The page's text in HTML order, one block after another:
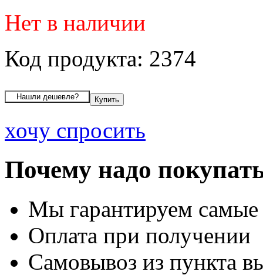
Нет в наличии
Код продукта: 2374
хочу спросить
Почему надо
Мы гарантируем
Оплата при получении
Самовывоз из пункта